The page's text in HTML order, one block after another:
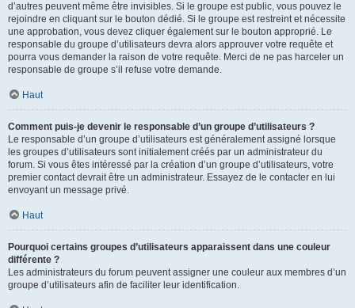
d’autres peuvent même être invisibles. Si le groupe est public, vous pouvez le
rejoindre en cliquant sur le bouton dédié. Si le groupe est restreint et nécessite
une approbation, vous devez cliquer également sur le bouton approprié. Le
responsable du groupe d’utilisateurs devra alors approuver votre requête et
pourra vous demander la raison de votre requête. Merci de ne pas harceler un
responsable de groupe s’il refuse votre demande.
Haut
Comment puis-je devenir le responsable d’un groupe d’utilisateurs ?
Le responsable d’un groupe d’utilisateurs est généralement assigné lorsque
les groupes d’utilisateurs sont initialement créés par un administrateur du
forum. Si vous êtes intéressé par la création d’un groupe d’utilisateurs, votre
premier contact devrait être un administrateur. Essayez de le contacter en lui
envoyant un message privé.
Haut
Pourquoi certains groupes d’utilisateurs apparaissent dans une couleur
différente ?
Les administrateurs du forum peuvent assigner une couleur aux membres d’un
groupe d’utilisateurs afin de faciliter leur identification.